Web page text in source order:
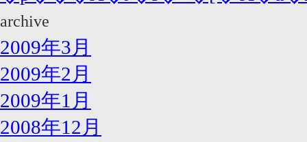
archive
2009年3月
2009年2月
2009年1月
2008年12月